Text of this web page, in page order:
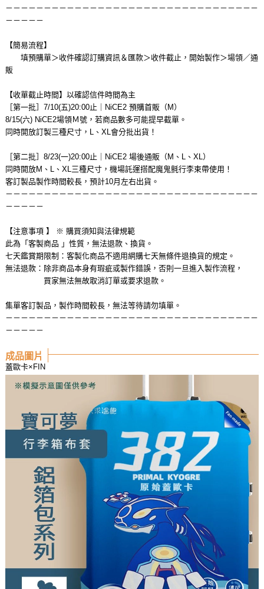
－－－－－－－－－－－－－－－－－－－－－－－－－－－－－－－－－
－－－－－
【簡易流程】
填預購單＞收件確認訂購資訊＆匯款＞收件截止，開始製作＞場領／通
販
【收單截止時間】以確認信件時間為主
［第一批］7/10(五)20:00止｜NiCE2 預購首販（M）
8/15(六) NiCE2場領Ｍ號，若商品數多可能提早截單。
同時開放訂製三種尺寸，L、XL會分批出貨！
［第二批］8/23(一)20:00止｜NiCE2 場後通販（M、L、XL）
同時開放M、L、XL三種尺寸，機場託運搭配魔鬼氈行李束帶使用！
客訂製品製作時間較長，預計10月左右出貨。
－－－－－－－－－－－－－－－－－－－－－－－－－－－－－－－－－
－－－－－
【注意事項 】 ※ 購買須知與法律規範
此為「客製商品 」性質，無法退款、換貨。
七天鑑賞期限制：客製化商品不適用網購七天無條件退換貨的規定。
無法退款：除非商品本身有瑕疵或製作錯誤，否則一旦進入製作流程，
買家無法無故取消訂單或要求退款。
集單客訂製品，製作時間較長，無法等待請勿填單。
－－－－－－－－－－－－－－－－－－－－－－－－－－－－－－－－－
－－－－－
成品圖片
蓋歐卡×FIN